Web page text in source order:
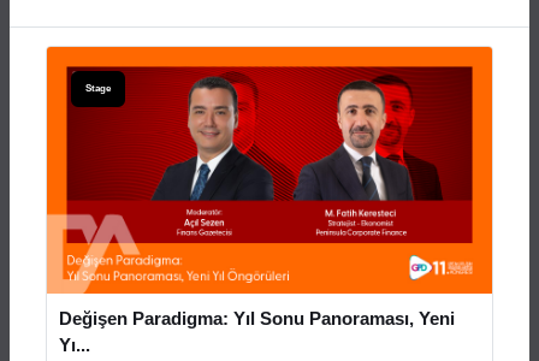
Stage
Değişen Paradigma: Yıl Sonu Panoraması, Yeni
Yı...